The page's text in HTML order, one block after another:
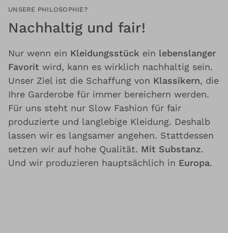
UNSERE PHILOSOPHIE?
Nachhaltig und fair!
Nur wenn ein Kleidungsstück ein lebenslanger
Favorit wird, kann es wirklich nachhaltig sein.
Unser Ziel ist die Schaffung von Klassikern, die
Ihre Garderobe für immer bereichern werden.
Für uns steht nur Slow Fashion für fair
produzierte und langlebige Kleidung. Deshalb
lassen wir es langsamer angehen. Stattdessen
setzen wir auf hohe Qualität. Mit Substanz.
Und wir produzieren hauptsächlich in Europa.